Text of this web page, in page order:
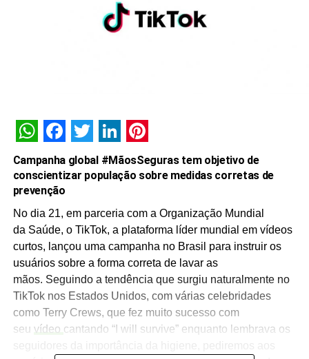
WhatsApp
Facebook
Twitter
LinkedIn
Pinterest
Campanha global #MãosSeguras tem objetivo de
conscientizar população sobre medidas corretas de
prevenção
No dia 21, em parceria com a Organização Mundial
da Saúde, o TikTok, a plataforma líder mundial em vídeos
curtos, lançou uma campanha no Brasil para instruir os
usuários sobre a forma correta de lavar as
mãos. Seguindo a tendência que surgiu naturalmente no
TikTok nos Estados Unidos, com várias celebridades
como Terry Crews, que fez muito sucesso com
seu vídeo cantando “I will survive” enquanto lembrava os